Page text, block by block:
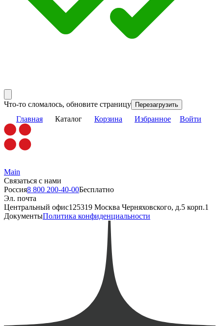
Что-то сломалось, обновите страницу Перезагрузить
Главная Каталог Корзина Избранное Войти
Main
Связаться с нами
Россия8 800 200-40-00Бесплатно
Эл. почта
Центральный офис125319 Москва Черняховского, д.5 корп.1
ДокументыПолитика конфиденциальности